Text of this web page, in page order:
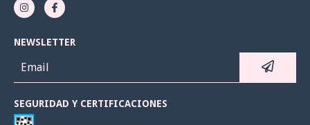
NEWSLETTER
SEGURIDAD Y CERTIFICACIONES